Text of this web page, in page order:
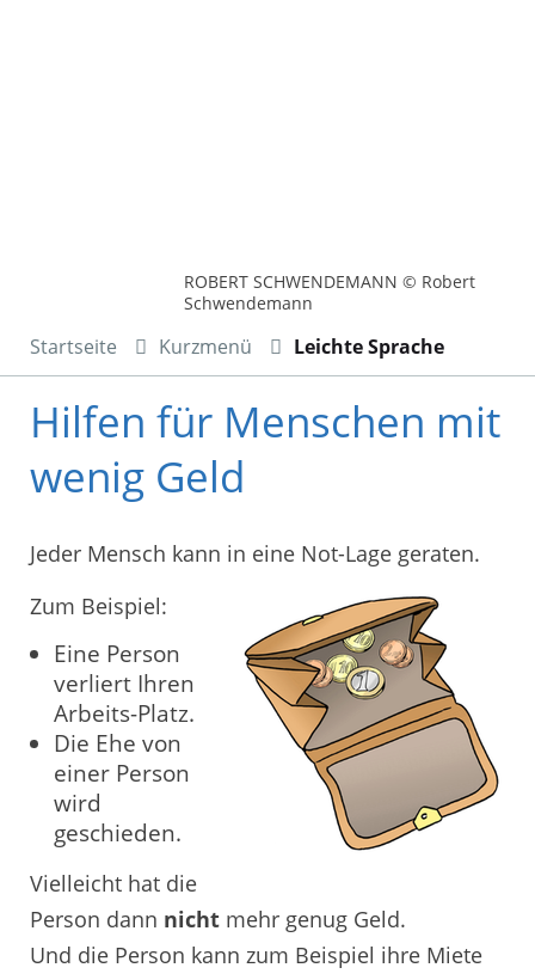
ROBERT SCHWENDEMANN © Robert
Schwendemann
Startseite Kurzmenü Leichte Sprache
Hilfen für Menschen mit
wenig Geld
Jeder Mensch kann in eine Not-Lage geraten.
Zum Beispiel:
Eine Person
verliert Ihren
Arbeits-Platz.
Die Ehe von
einer Person
wird
geschieden.
Vielleicht hat die
Person dann nicht mehr genug Geld.
Und die Person kann zum Beispiel ihre Miete